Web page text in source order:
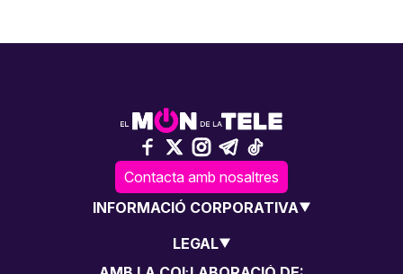
Contacta amb nosaltres
INFORMACIÓ CORPORATIVA
LEGAL